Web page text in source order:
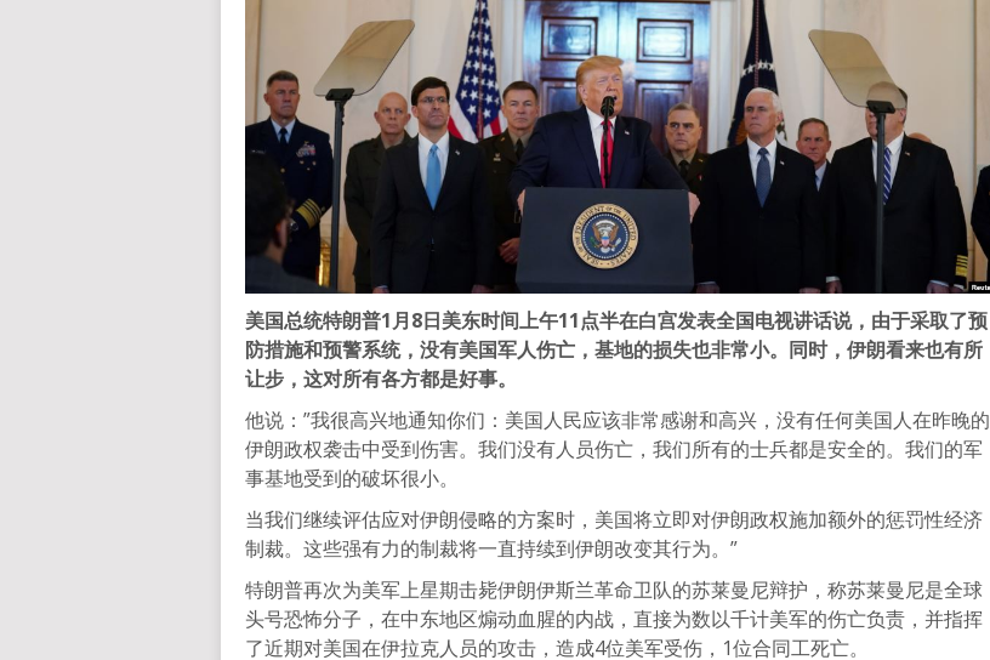
美国总统特朗普1月8日美东时间上午11点半在白宫发表全国电视讲话说，由于采取了预
防措施和预警系统，没有美国军人伤亡，基地的损失也非常小。同时，伊朗看来也有所
让步，这对所有各方都是好事。
他说：”我很高兴地通知你们：美国人民应该非常感谢和高兴，没有任何美国人在昨晚的
伊朗政权袭击中受到伤害。我们没有人员伤亡，我们所有的士兵都是安全的。我们的军
事基地受到的破坏很小。
当我们继续评估应对伊朗侵略的方案时，美国将立即对伊朗政权施加额外的惩罚性经济
制裁。这些强有力的制裁将一直持续到伊朗改变其行为。”
特朗普再次为美军上星期击毙伊朗伊斯兰革命卫队的苏莱曼尼辩护，称苏莱曼尼是全球
头号恐怖分子，在中东地区煽动血腥的内战，直接为数以千计美军的伤亡负责，并指挥
了近期对美国在伊拉克人员的攻击，造成4位美军受伤，1位合同工死亡。